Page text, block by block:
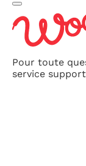
Pour toute
service